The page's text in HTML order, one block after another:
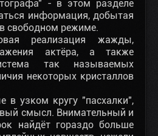
- в этом разделе
информация, добытая
свободном режиме.
реализация жажды,
актёра, а также
так называемых
некоторых кристаллов
в узком кругу "пасхалки",
смысл. Внимательный и
найдёт гораздо больше